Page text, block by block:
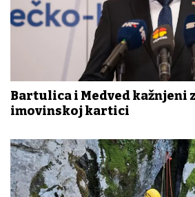
Bartulica i Medved kažnjeni
imovinskoj kartici